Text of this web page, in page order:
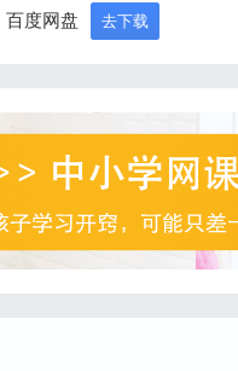
百度网盘 去下载